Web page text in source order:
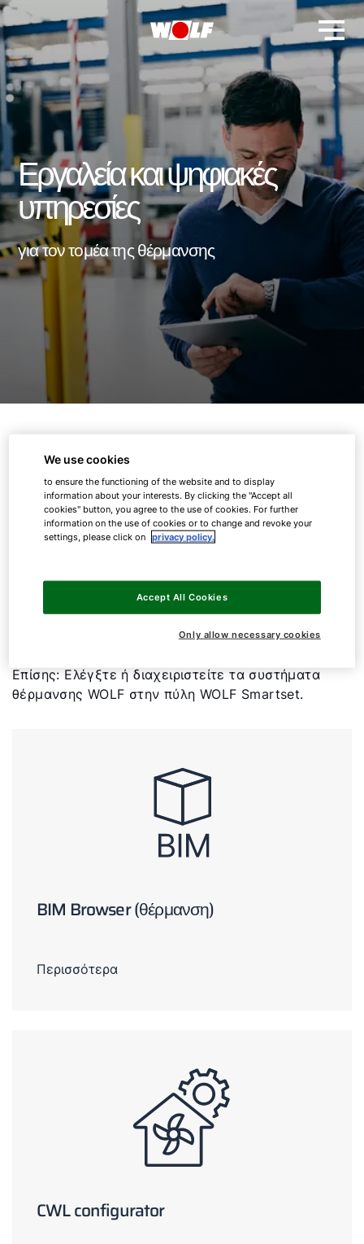
Εργαλεία και ψηφιακές
υπηρεσίες
για τον τομέα της θέρμανσης
01.Εργαλεία για τη θέρμανση
Με τις προσφορές ψηφιακών υπηρεσιών μας,
έχετε επαγγελματική υποστήριξη ανά πάσα στιγμή.
Και αυτό στο γραφείο και στο χώρο με τους
χρησιμοποιήσετε τον configurator ηλιακού WOLF
για να κάνετε τη σωστή σύσταση για
μονοκατοικίες και πολυκατοικίες σε λίγα μόλις
βήματα. Ή μπορείτε γρήγορα και εύκολα να έχετε
Επίσης: Ελέγξτε ή διαχειριστείτε τα συστήματα
θέρμανσης WOLF στην πύλη WOLF Smartset.
BIM Browser (θέρμανση)
Περισσότερα
CWL configurator
We use cookies
to ensure the functioning of the website and to display
information about your interests. By clicking the "Accept all
cookies" button, you agree to the use of cookies. For further
information on the use of cookies or to change and revoke your
settings, please click on privacy policy.
Only allow necessary cookies
Accept All Cookies